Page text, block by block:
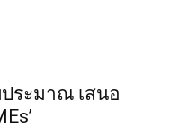
ประมาณ เสนอ